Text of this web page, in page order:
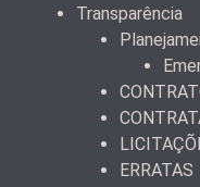
Transparência
ERRATAS